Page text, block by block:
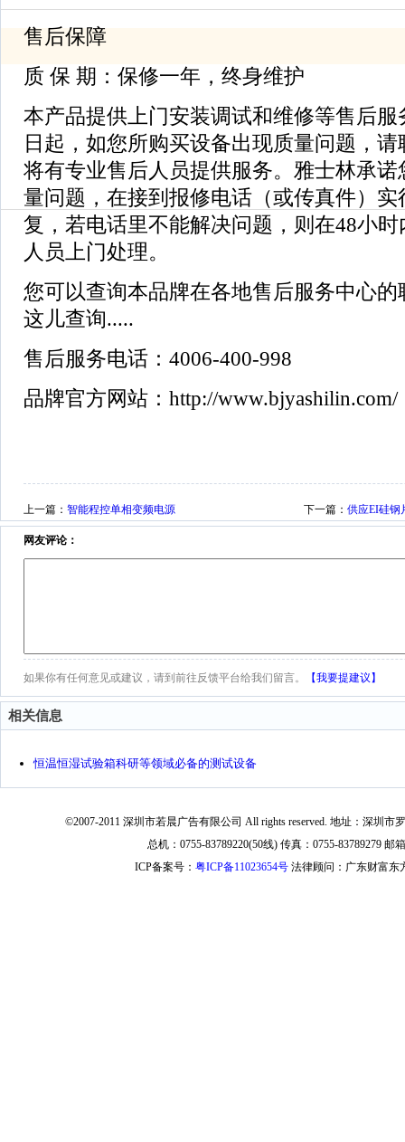
售后保障
质 保 期：保修一年，终身维护
本产品提供上门安装调试和维修等售后
日起，如您所购买设备出现质量问题，
将有专业售后人员提供服务。雅士林承
量问题，在接到报修电话（或传真件）实
复，若电话里不能解决问题，则在48小
人员上门处理。
您可以查询本品牌在各地售后服务中心
这儿查询.....
售后服务电话：4006-400-998
品牌官方网站：http://www.bjyashilin.com/
上一篇： 智能程控单相变频电源 下一篇： 供应EI硅钢
网友评论：
如果你有任何意见或建议，请到前往反馈平台给我们留言。 【我要提建议】
相关信息
恒温恒湿试验箱科研等领域必备的测试设备
©2007-2011 深圳市若晨广告有限公司 All rights reserved. 地址：深圳市
总机：0755-83789220(50线) 传真：0755-83789279 邮
ICP备案号： 粤ICP备11023654号 法律顾问：广东财富东